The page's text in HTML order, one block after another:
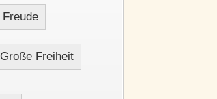
Freude
Große Freiheit